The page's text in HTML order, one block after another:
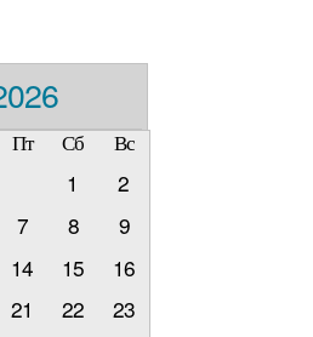
Пт Сб
Вс
1
2
7 8
9
14 15
16
21 22
23